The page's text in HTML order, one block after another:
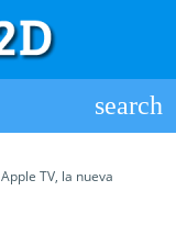
Apple TV, la nueva